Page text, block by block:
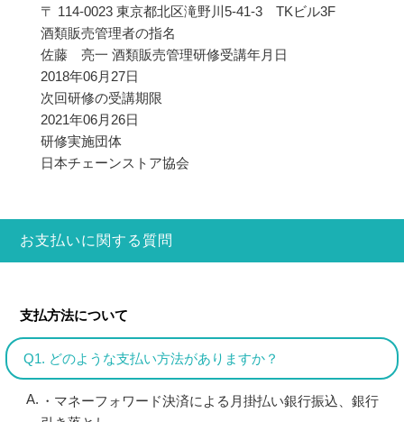
〒 114-0023 東京都北区滝野川5-41-3 TKビル3F
酒類販売管理者の指名
佐藤 亮一 酒類販売管理研修受講年月日
2018年06月27日
次回研修の受講期限
2021年06月26日
研修実施団体
日本チェーンストア協会
お支払いに関する質問
支払方法について
Q1. どのような支払い方法がありますか？
・マネーフォワード決済による月掛払い銀行振込、銀行